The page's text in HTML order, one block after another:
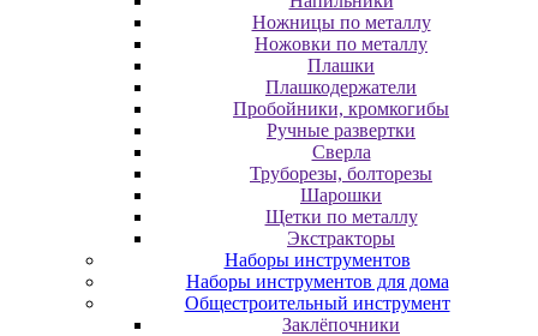
Ножницы по металлу
Ножовки по металлу
Плашки
Плашкодержатели
Пробойники, кромкогибы
Ручные развертки
Сверла
Труборезы, болторезы
Шарошки
Щетки по металлу
Экcтpaктopы
Наборы инструментов
Наборы инструментов для дома
Общестроительный инструмент
Заклёпочники